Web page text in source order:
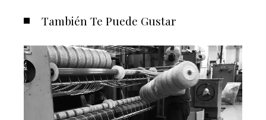
También Te Puede Gustar